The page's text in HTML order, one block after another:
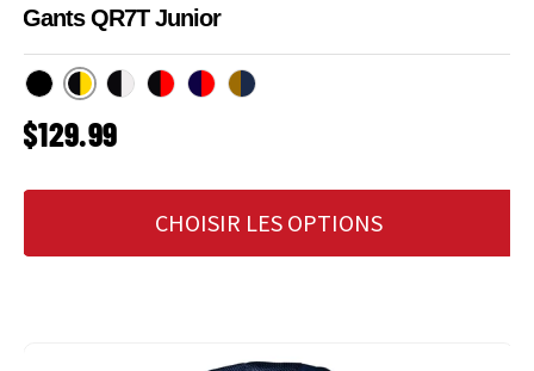
Gants QR7T Junior
Noir Noir/OrNoir/BlancNoir/RougeMarine/Rouge
Marine/Or
PRIX HABITUEL
$129.99
CHOISIR LES OPTIONS